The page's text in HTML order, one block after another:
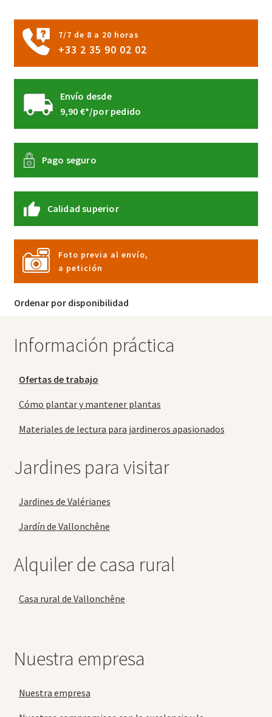
7/7 de 8 a 20 horas
+33 2 35 90 02 02
Envío desde
9,90 €*/por pedido
Pago seguro
Calidad superior
Foto previa al envío,
a petición
Ordenar por disponibilidad
Información práctica
Ofertas de trabajo
Cómo plantar y mantener plantas
Materiales de lectura para jardineros apasionados
Jardines para visitar
Jardines de Valérianes
Jardín de Vallonchêne
Alquiler de casa rural
Casa rural de Vallonchêne
Nuestra empresa
Nuestra empresa